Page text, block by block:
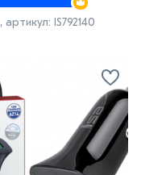
, артикул: IS792140